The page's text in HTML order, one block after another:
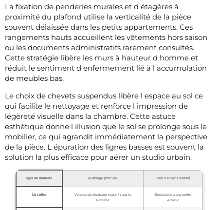
La fixation de penderies murales et d étagères à
proximité du plafond utilise la verticalité de la pièce
souvent délaissée dans les petits appartements. Ces
rangements hauts accueillent les vêtements hors saison
ou les documents administratifs rarement consultés.
Cette stratégie libère les murs à hauteur d homme et
réduit le sentiment d enfermement lié à l accumulation
de meubles bas.
Le choix de chevets suspendus libère l espace au sol ce
qui facilite le nettoyage et renforce l impression de
légèreté visuelle dans la chambre. Cette astuce
esthétique donne l illusion que le sol se prolonge sous le
mobilier, ce qui agrandit immédiatement la perspective
de la pièce. L épuration des lignes basses est souvent la
solution la plus efficace pour aérer un studio urbain.
Type de mobilier Avantage principal Gain d espace estimé
Lit coffre
Volume de stockage massif sous le
sommier
Équivalent à une petite
armoire